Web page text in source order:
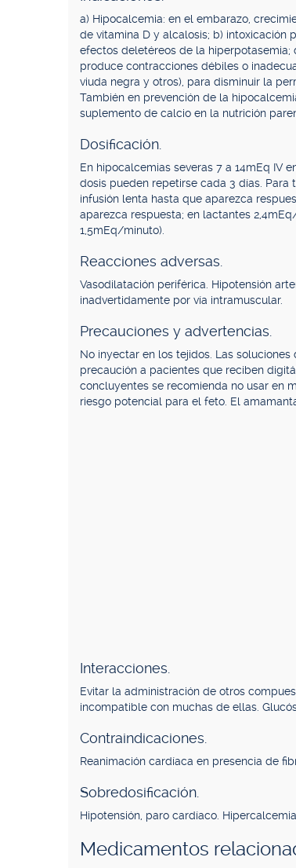
a) Hipocalcemia: en el embarazo,
de vitamina D y alcalosis; b) intoxicación
efectos deletéreos de la
produce contracciones débiles o
viuda negra y otros), para disminuir la
También en prevención de la
suplemento de calcio en la nutrición
Dosificación.
En hipocalcemias severas 7 a 14mEq IV
dosis pueden repetirse cada 3 días.
infusión lenta hasta que aparezca
aparezca respuesta; en lactantes
1,5mEq/minuto).
Reacciones adversas.
Vasodilatación periférica. Hipotensión
inadvertidamente por vía intramuscular.
Precauciones y advertencias.
No inyectar en los tejidos. Las
precaución a pacientes que reciben
concluyentes se recomienda no usar en
riesgo potencial para el feto. El
Interacciones.
Evitar la administración de otros
incompatible con muchas de ellas.
Contraindicaciones.
Reanimación cardíaca en presencia de
Sobredosificación.
Hipotensión, paro cardíaco.
Medicamentos